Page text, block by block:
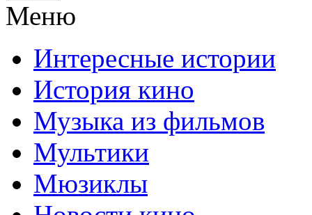
Меню
Интересные истории
История кино
Музыка из фильмов
Мультики
Мюзиклы